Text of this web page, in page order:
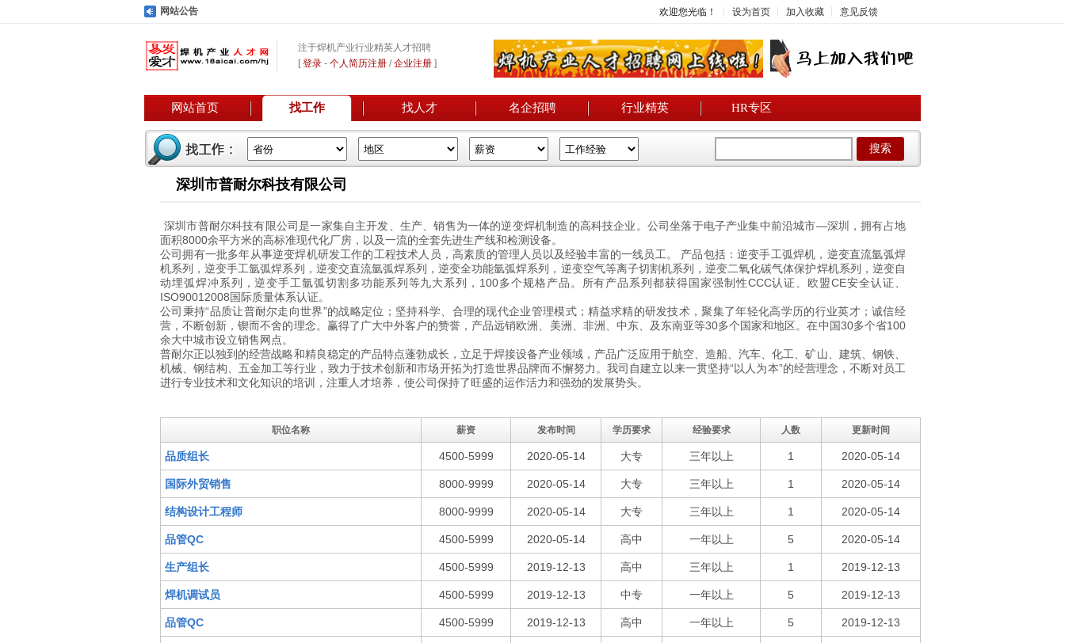
网站公告 欢迎您光临！ 设为首页 加入收藏 意见反馈
注于焊机产业行业精英人才招聘
[登录 - 个人简历注册 /企业注册 ]
网站首页 找工作 找人才 名企招聘 行业精英 HR专区
搜索
深圳市普耐尔科技有限公司
深圳市普耐尔科技有限公司是一家集自主开发、生产、销售为一体的逆变焊机制造的高科技企业。公司坐落于电子产业集中前沿城市—深圳，拥有占地
面积8000余平方米的高标准现代化厂房，以及一流的全套先进生产线和检测设备。
公司拥有一批多年从事逆变焊机研发工作的工程技术人员，高素质的管理人员以及经验丰富的一线员工。 产品包括：逆变手工弧焊机，逆变直流氩弧焊
机系列，逆变手工氩弧焊系列，逆变交直流氩弧焊系列，逆变全功能氩弧焊系列，逆变空气等离子切割机系列，逆变二氧化碳气体保护焊机系列，逆变自
动埋弧焊冲系列，逆变手工氩弧切割多功能系列等九大系列，100多个规格产品。所有产品系列都获得国家强制性CCC认证、欧盟CE安全认证、
ISO90012008国际质量体系认证。
公司秉持“品质让普耐尔走向世界”的战略定位；坚持科学、合理的现代企业管理模式；精益求精的研发技术，聚集了年轻化高学历的行业英才；诚信经
营，不断创新，锲而不舍的理念。赢得了广大中外客户的赞誉，产品远销欧洲、美洲、非洲、中东、及东南亚等30多个国家和地区。在中国30多个省100
余大中城市设立销售网点。
普耐尔正以独到的经营战略和精良稳定的产品特点蓬勃成长，立足于焊接设备产业领域，产品广泛应用于航空、造船、汽车、化工、矿山、建筑、钢铁、
机械、钢结构、五金加工等行业，致力于技术创新和市场开拓为打造世界品牌而不懈努力。我司自建立以来一贯坚持“以人为本”的经营理念，不断对员工
进行专业技术和文化知识的培训，注重人才培养，使公司保持了旺盛的运作活力和强劲的发展势头。
职位名称 薪资 发布时间 学历要求 经验要求 人数 更新时间
品质组长 4500-5999 2020-05-14 大专 三年以上 1 2020-05-14
国际外贸销售 8000-9999 2020-05-14 大专 三年以上 1 2020-05-14
结构设计工程师 8000-9999 2020-05-14 大专 三年以上 1 2020-05-14
品管QC 4500-5999 2020-05-14 高中 一年以上 5 2020-05-14
生产组长 4500-5999 2019-12-13 高中 三年以上 1 2019-12-13
焊机调试员 4500-5999 2019-12-13 中专 一年以上 5 2019-12-13
品管QC 4500-5999 2019-12-13 高中 一年以上 5 2019-12-13